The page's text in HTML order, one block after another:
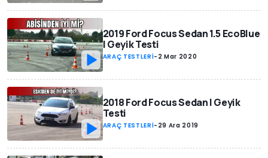
2019 Ford Focus Sedan 1.5 EcoBlue
| Geyik Testi
ARAÇ TESTLERİ- 2 Mar 2020
2018 Ford Focus Sedan | Geyik
Testi
ARAÇ TESTLERİ- 29 Ara 2019